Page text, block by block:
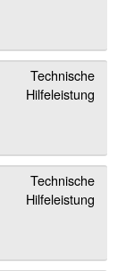
Technische
Hilfeleistung
Technische
Hilfeleistung